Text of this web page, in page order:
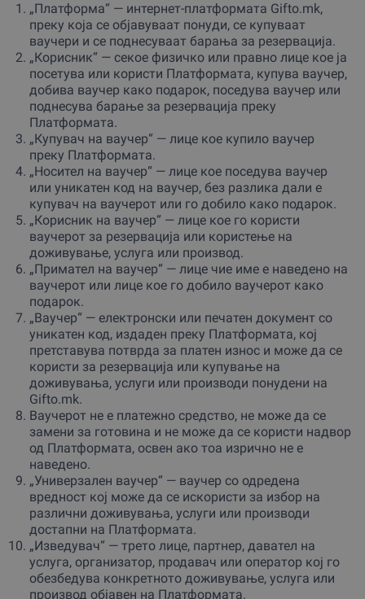
„Платформа“ — интернет-платформата Gifto.mk,
преку која се објавуваат понуди, се купуваат
ваучери и се поднесуваат барања за резервација.
„Корисник“ — секое физичко или правно лице кое ја
посетува или користи Платформата, купува ваучер,
добива ваучер како подарок, поседува ваучер или
поднесува барање за резервација преку
Платформата.
„Купувач на ваучер“ — лице кое купило ваучер
преку Платформата.
„Носител на ваучер“ — лице кое поседува ваучер
или уникатен код на ваучер, без разлика дали е
купувач на ваучерот или го добило како подарок.
„Корисник на ваучер“ — лице кое го користи
ваучерот за резервација или користење на
доживување, услуга или производ.
„Примател на ваучер“ — лице чие име е наведено на
ваучерот или лице кое го добило ваучерот како
подарок.
„Ваучер“ — електронски или печатен документ со
уникатен код, издаден преку Платформата, кој
претставува потврда за платен износ и може да се
користи за резервација или купување на
доживувања, услуги или производи понудени на
Gifto.mk.
Ваучерот не е платежно средство, не може да се
замени за готовина и не може да се користи надвор
од Платформата, освен ако тоа изрично не е
наведено.
„Универзален ваучер“ — ваучер со одредена
вредност кој може да се искористи за избор на
различни доживувања, услуги или производи
достапни на Платформата.
„Изведувач“ — трето лице, партнер, давател на
услуга, организатор, продавач или оператор кој го
обезбедува конкретното доживување, услуга или
производ објавен на Платформата.